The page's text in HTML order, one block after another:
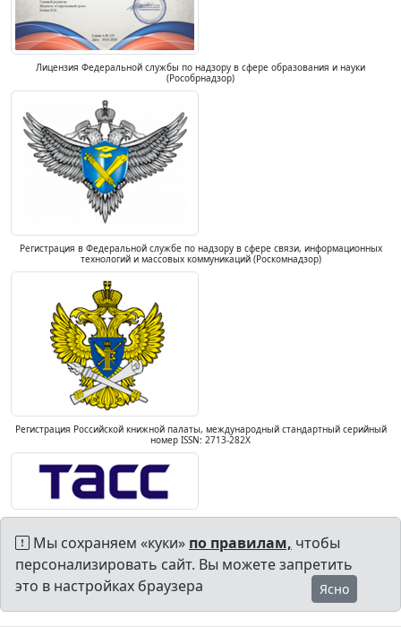
Лицензия Федеральной службы по надзору в сфере образования и науки
(Рособрнадзор)
Регистрация в Федеральной службе по надзору в сфере связи, информационных
технологий и массовых коммуникаций (Роскомнадзор)
Регистрация Российской книжной палаты, международный стандартный серийный
номер ISSN: 2713-282X
Мы сохраняем «куки» по правилам, чтобы
персонализировать сайт. Вы можете запретить
это в настройках браузера
Ясно